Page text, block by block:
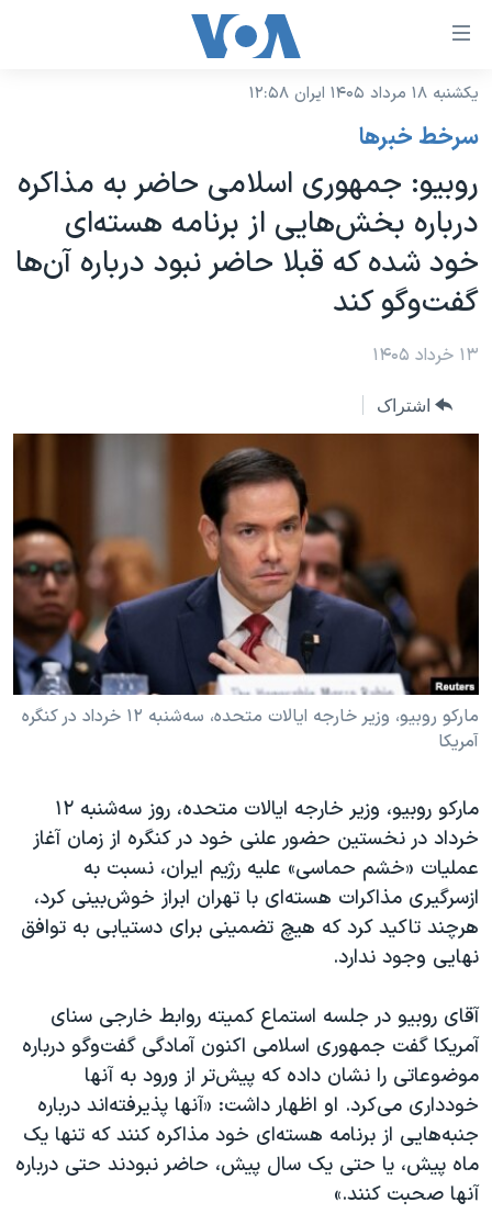
لینکهای
دسترسی
جهش
محتوای
اصلی
جهش
صفحه
جهش
جستجو
نسخه سبک وب‌سایت
موضوع ها
ایران
آمریکا
جهان
ورزشی
گزیده‌ها
ویژه برنامه‌ها
فرهنگ و زندگی
اقتصادی
علم و فناوری
اسرائیل در جنگ
گالری عکس
آرشیو پخش زنده
برنامه های تلویزیونی
جدول برنامه ها
صفحه‌های ویژه
جام جهانی ۲۰۲۶
عملیات خشم حماسی
۲۵۰سالگی آمریکا
بایگانی برنامه‌های تلویزیونی
انتخابات ریاست جمهوری آمریکا ۲۰۲۴
حمله جمهوری اسلامی به اسرائیل
رمز مهسا
ورزش زنان در ایران
اعتراضات زن، زندگی، آزادی
مجموعه مستندهای دادخواهی
دادگاه حمید نوری
چهل سال گروگان‌گیری
قانون شفافیت دارائی کادر رهبری ایران
اعتراضات مردمی آبان ۹۸
نرگس محمدی برنده جایزه نوبل صلح
همایش محافظه‌کاران آمریکا «سی‌پک»
صفحه‌های ویژه
سفر پرزیدنت ترامپ به چین
فرکانس‌های صدای آمریکا
پخش رادیویی
زبانهای مختلف
یکشنبه ۱۸ مرداد ۱۴۰۵ ایران ۱۲:۵۸
سرخط خبرها
روبیو: جمهوری اسلامی حاضر به مذاکره
درباره بخش‌هایی از برنامه هسته‌ای
خود شده که قبلا حاضر نبود درباره آن‌ها
گفت‌وگو کند
۱۳ خرداد ۱۴۰۵
اشتراک
مارکو روبیو، وزیر خارجه ایالات متحده، سه‌شنبه ۱۲ خرداد در کنگره
آمریکا
مارکو روبیو، وزیر خارجه ایالات متحده، روز سه‌شنبه ۱۲
خرداد در نخستین حضور علنی خود در کنگره از زمان آغاز
عملیات «خشم حماسی» علیه رژیم ایران، نسبت به
ازسرگیری مذاکرات هسته‌ای با تهران ابراز خوش‌بینی کرد،
هرچند تاکید کرد که هیچ تضمینی برای دستیابی به توافق
نهایی وجود ندارد.
آقای روبیو در جلسه استماع کمیته روابط خارجی سنای
آمریکا گفت جمهوری اسلامی اکنون آمادگی گفت‌وگو درباره
موضوعاتی را نشان داده که پیش‌تر از ورود به آنها
خودداری می‌کرد. او اظهار داشت: «آنها پذیرفته‌اند درباره
جنبه‌هایی از برنامه هسته‌ای خود مذاکره کنند که تنها یک
ماه پیش، یا حتی یک سال پیش، حاضر نبودند حتی درباره
آنها صحبت کنند.»